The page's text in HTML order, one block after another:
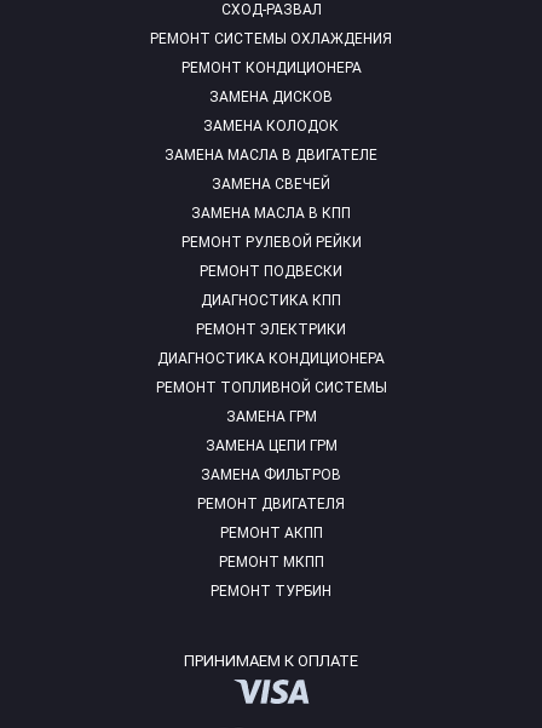
СХОД-РАЗВАЛ
РЕМОНТ СИСТЕМЫ ОХЛАЖДЕНИЯ
РЕМОНТ КОНДИЦИОНЕРА
ЗАМЕНА ДИСКОВ
ЗАМЕНА КОЛОДОК
ЗАМЕНА МАСЛА В ДВИГАТЕЛЕ
ЗАМЕНА СВЕЧЕЙ
ЗАМЕНА МАСЛА В КПП
РЕМОНТ РУЛЕВОЙ РЕЙКИ
РЕМОНТ ПОДВЕСКИ
ДИАГНОСТИКА КПП
РЕМОНТ ЭЛЕКТРИКИ
ДИАГНОСТИКА КОНДИЦИОНЕРА
РЕМОНТ ТОПЛИВНОЙ СИСТЕМЫ
ЗАМЕНА ГРМ
ЗАМЕНА ЦЕПИ ГРМ
ЗАМЕНА ФИЛЬТРОВ
РЕМОНТ ДВИГАТЕЛЯ
РЕМОНТ АКПП
РЕМОНТ МКПП
РЕМОНТ ТУРБИН
ПРИНИМАЕМ К ОПЛАТЕ